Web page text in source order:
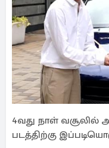
4வது நாள் வசூலில்
படத்திற்கு